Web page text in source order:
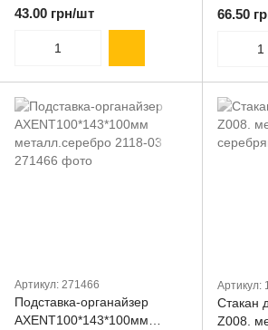
43.00 грн/шт 66.50
Артикул: 271466
Подставка-органайзер
AXENT100*143*100мм
Артикул:
Стакан
Z008.